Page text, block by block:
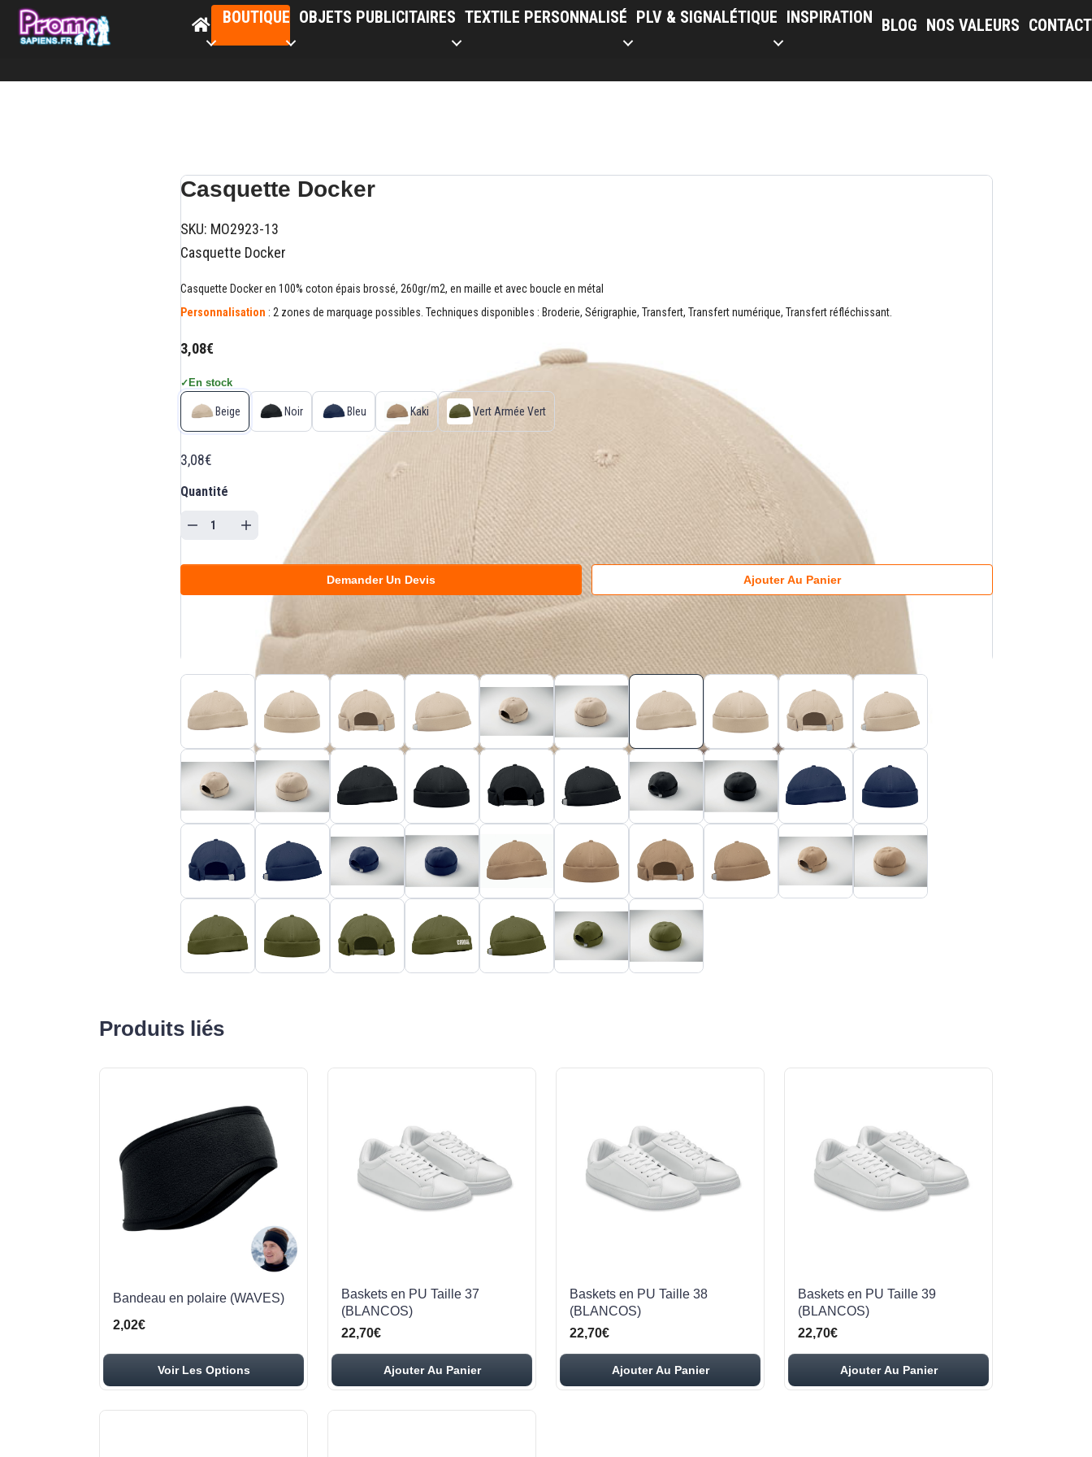
BOUTIQUE OBJETS PUBLICITAIRES TEXTILE PERSONNALISÉ PLV & SIGNALÉTIQUE INSPIRATION BLOG NOS VALEURS CONTACT
Casquette Docker
SKU: MO2923-13
Casquette Docker
Casquette Docker en 100% coton épais brossé, 260gr/m2, en maille et avec boucle en métal
Personnalisation : 2 zones de marquage possibles. Techniques disponibles : Broderie, Sérigraphie, Transfert, Transfert numérique, Transfert réfléchissant.
3,08€
✓ En stock
Beige Noir Bleu Kaki Vert Armée Vert
3,08€
Quantité
Demander Un Devis Ajouter Au Panier
Produits liés
Bandeau en polaire (WAVES)
2,02€
Voir Les Options
Baskets en PU Taille 37
(BLANCOS)
22,70€
Ajouter Au Panier
Baskets en PU Taille 38
(BLANCOS)
22,70€
Ajouter Au Panier
Baskets en PU Taille 39
(BLANCOS)
22,70€
Ajouter Au Panier